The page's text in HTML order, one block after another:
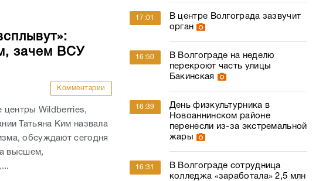
зачем ВСУ
Комментарии
центры Wildberries,
Татьяна Ким назвала
обсуждают сегодня
высшем,
17:01
В центре Волгограда зазвучит
орган
16:50
В Волгограде на неделю
перекроют часть улицы
Бакинская
16:39
День физкультурника в
Новоаннинском районе
перенесли из-за экстремальной
жары
16:31
В Волгограде сотрудница
колледжа «заработала» 2,5 млн